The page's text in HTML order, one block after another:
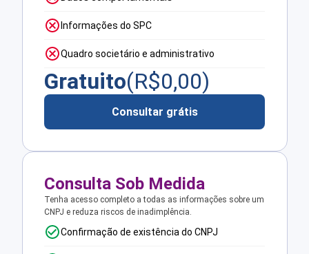
Informações do SPC
Quadro societário e administrativo
Gratuito(R$0,00)
Consultar grátis
Consulta Sob Medida
Tenha acesso completo a todas as informações sobre um
CNPJ e reduza riscos de inadimplência.
Confirmação de existência do CNPJ